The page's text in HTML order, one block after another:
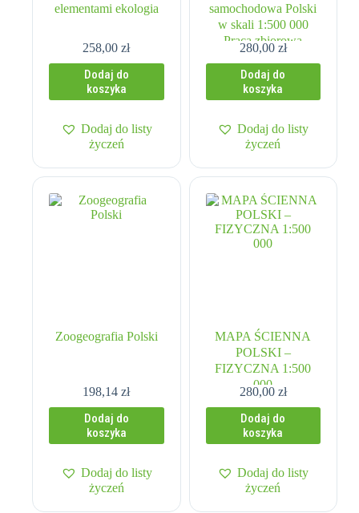
elementami ekologia
258,00zł
Dodaj do
koszyka
Dodaj do listy
życzeń
samochodowa Polski
w skali 1:500 000
Praca zbiorowa
280,00 zł
Dodaj do
koszyka
Dodaj do listy
życzeń
Zoogeografia Polski
198,14zł
Dodaj do
koszyka
Dodaj do listy
życzeń
MAPA ŚCIENNA
POLSKI –
FIZYCZNA 1:500
000
280,00 zł
Dodaj do
koszyka
Dodaj do listy
życzeń